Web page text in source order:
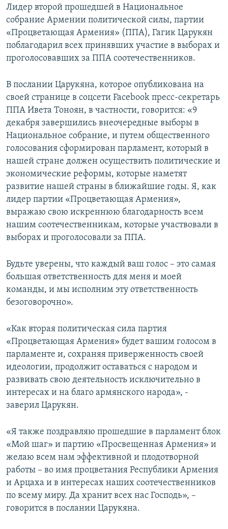
Лидер второй прошедшей в Национальное
собрание Армении политической силы, партии
«Процветающая Армения» (ППА), Гагик Царукян
поблагодарил всех принявших участие в выборах и
проголосовавших за ППА соотечественников.
В послании Царукяна, которое опубликована на
своей странице в соцсети Facebook пресс-секретарь
ППА Ивета Тоноян, в частности, говорится: «9
декабря завершились внеочередные выборы в
Национальное собрание, и путем общественного
голосования сформирован парламент, который в
нашей стране должен осуществить политические и
экономические реформы, которые наметят
развитие нашей страны в ближайшие годы. Я, как
лидер партии «Процветающая Армения»,
выражаю свою искреннюю благодарность всем
нашим соотечественникам, которые участвовали в
выборах и проголосовали за ППА.
Будьте уверены, что каждый ваш голос – это самая
большая ответственность для меня и моей
команды, и мы исполним эту ответственность
безоговорочно».
«Как вторая политическая сила партия
«Процветающая Армения» будет вашим голосом в
парламенте и, сохраняя приверженность своей
идеологии, продолжит оставаться с народом и
развивать свою деятельность исключительно в
интересах и на благо армянского народа», -
заверил Царукян.
«Я также поздравляю прошедшие в парламент блок
«Мой шаг» и партию «Просвещенная Армения» и
желаю всем нам эффективной и плодотворной
работы – во имя процветания Республики Армения
и Арцаха и в интересах наших соотечественников
по всему миру. Да хранит всех нас Господь», –
говорится в послании Царукяна.